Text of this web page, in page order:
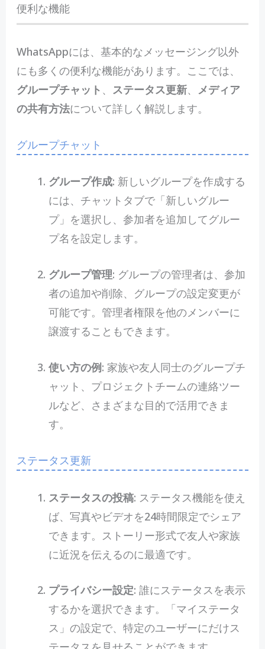
便利な機能
WhatsAppには、基本的なメッセージング以外
にも多くの便利な機能があります。ここでは、
グループチャット 、 ステータス更新、
メディア
の共有方法について詳しく解説します。
グループチャット
グループ作成: 新しいグループを作成する
には、チャットタブで「新しいグルー
プ」を選択し、参加者を追加してグルー
プ名を設定します。
グループ管理: グループの管理者は、参加
者の追加や削除、グループの設定変更が
可能です。管理者権限を他のメンバーに
譲渡することもできます。
使い方の例: 家族や友人同士のグループチ
ャット、プロジェクトチームの連絡ツー
ルなど、さまざまな目的で活用できま
す。
ステータス更新
ステータスの投稿: ステータス機能を使え
ば、写真やビデオを24時間限定でシェア
できます。ストーリー形式で友人や家族
に近況を伝えるのに最適です。
プライバシー設定: 誰にステータスを表示
するかを選択できます。「マイステータ
ス」の設定で、特定のユーザーにだけス